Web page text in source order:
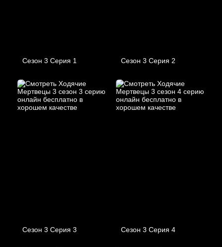
Сезон 3 Серия 1 Сезон 3 Серия 2
Сезон 3 Серия 3 Сезон 3 Серия 4